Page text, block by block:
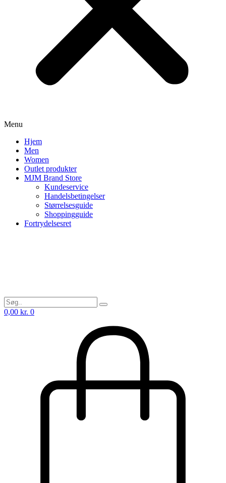
Menu
Hjem
Men
Women
Outlet produkter
MJM Brand Store
Kundeservice
Handelsbetingelser
Størrelsesguide
Shoppingguide
Fortrydelsesret
0,00 kr. 0